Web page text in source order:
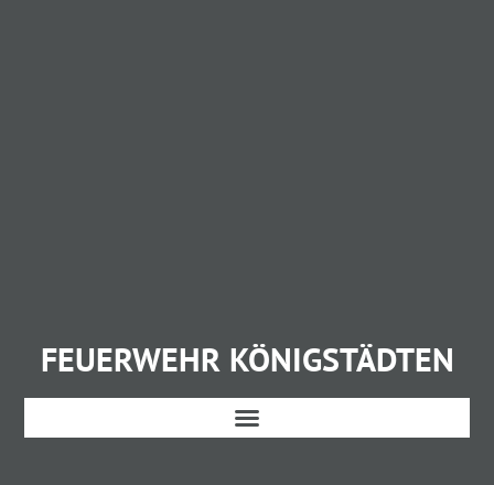
FEUERWEHR KÖNIGSTÄDTEN